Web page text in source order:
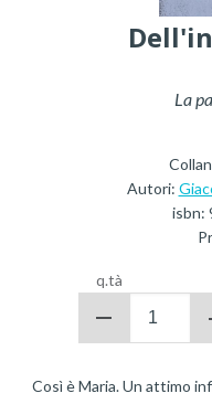
La
Autori:
isbn:
q.tà
Così è Maria. Un attimo